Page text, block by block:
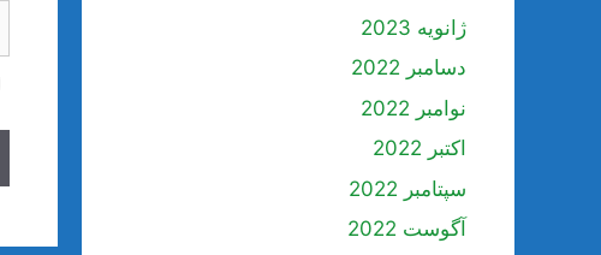
ژانویه 2023
دسامبر 2022
نوامبر 2022
اکتبر 2022
سپتامبر 2022
آگوست 2022